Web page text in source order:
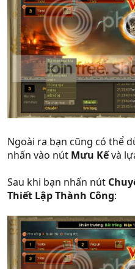
Ngoài ra bạn cũng có thể
nhấn vào nút Mưu Kếvà
Sau khi bạn nhấn nút
Thiết Lập Thành Công: